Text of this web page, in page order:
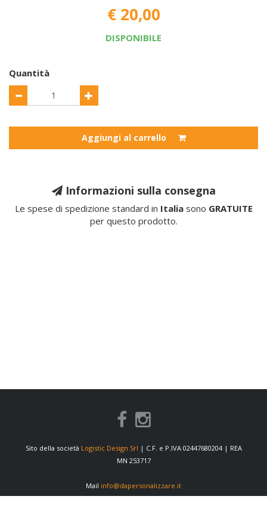
€ 20,00
DISPONIBILE
Quantità
Aggiungi al carrello
Informazioni sulla consegna
Le spese di spedizione standard in Italiasono GRATUITE
per questo prodotto.
Sito della società Logistic Design Srl | C.F. e P.IVA 02447680204 | REA
MN 253717
Mail info@dapersonalizzare.it